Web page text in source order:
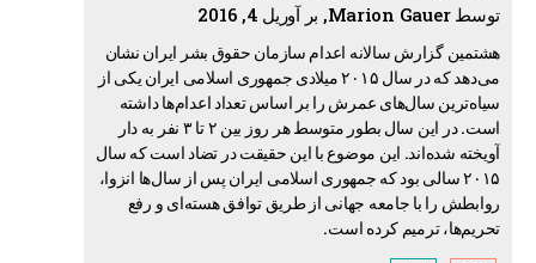
توسط Marion Gauer, بر آوریل 4, 2016
هشتمین گزارش سالانه اعدام سازمان حقوق بشر ایران نشان
می‌دهد که در سال ۲۰۱۵ میلادی جمهوری اسلامی ایران یکی از
سیاه‌ترین سال‌های عمرش را بر اساس تعداد اعدام‌ها داشته
است. در این سال بطور متوسط هر روز بین ۲ تا ۳ نفر به دار
آویخته شده‌اند. این موضوع با این حقیقت در تضاد است که سال
۲۰۱۵ سالی بود که جمهوری اسلامی ایران پس از سال‌ها انزوا،
روابطش را با جامعه جهانی از طریق توافق هسته‌ای و رفع
تحریم‌ها، ترمیم کرده است.